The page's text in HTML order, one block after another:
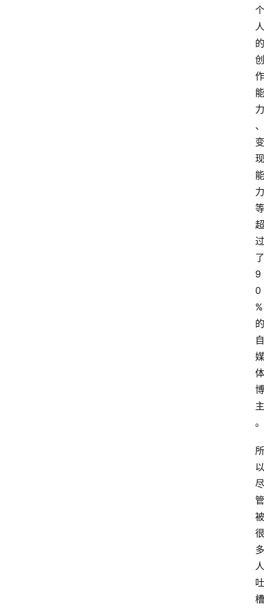
个
人
的
创
作
能
力
、
变
现
能
力
等
超
过
了
9
0
%
的
自
媒
体
博
主
。
所
以
尽
管
被
很
多
人
吐
槽